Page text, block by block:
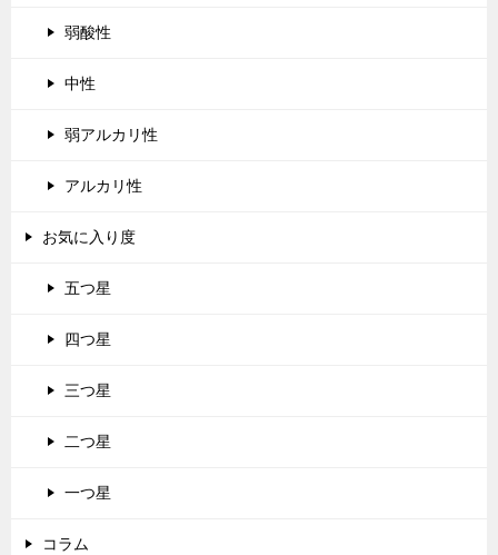
弱酸性
中性
弱アルカリ性
アルカリ性
お気に入り度
五つ星
四つ星
三つ星
二つ星
一つ星
コラム